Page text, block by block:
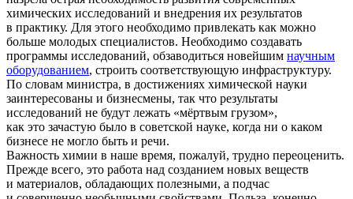
химических исследований и внедрения их результатов
в практику. Для этого необходимо привлекать как можно
больше молодых специалистов. Необходимо создавать
программы исследований, обзаводиться новейшим научным
оборудованием, строить соответствующую инфраструктуру.
По словам министра, в достижениях химической науки
заинтересованы и бизнесмены, так что результаты
исследований не будут лежать «мёртвым грузом»,
как это зачастую было в советской науке, когда ни о каком
бизнесе не могло быть и речи.
Важность химии в наше время, пожалуй, трудно переоценить.
Прежде всего, это работа над созданием новых веществ
и материалов, обладающих полезными, а подчас